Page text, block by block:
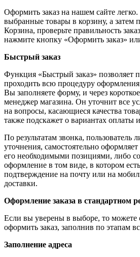
Оформить заказ на нашем сайте легко.
выбранные товары в корзину, а затем
Корзина, проверьте правильность
нажмите кнопку «Оформить заказ»
Быстрый заказ
Функция «Быстрый заказ» позволяет
проходить всю процедуру оформления
Вы заполняете форму, и через
менеджер магазина. Он уточнит все
на вопросы, касающиеся качества
также подскажет о вариантах оплаты
По результатам звонка, пользователь
уточнения, самостоятельно оформляет
его необходимыми позициями, либо
оформление в том виде, в котором
подтверждение на почту или на
доставки.
Оформление заказа в стандартном
Если вы уверены в выборе, то можете
оформить заказ, заполнив по этапам
Заполнение адреса